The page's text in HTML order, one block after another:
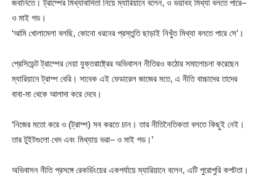
জবানিতে। ট্রাম্পের মিথ্যাবাদিতা নিয়ে ম্যারিয়ানে বলেন, ও ভয়াবহ মিথ্যা বলতে পারে–
ও মাই গড।
‘আমি খোলামেলা বলছি, কোনো ধরনের প্রস্তুতি ছাড়াই নিখুঁত মিথ্যা বলতে পারে সে’।
প্রেসিডেন্ট ট্রাম্পের নেয়া যুক্তরাষ্ট্রের অভিবাসন নীতিরও কঠোর সমালোচনা করেছেন
ম্যারিয়ানে ট্রাম্প বেরি। সাবেক এই ফেডারেল জাজের মতে, এ নীতি বাচ্চাদের তাদের
বাবা-মা থেকে আলাদা করে দেবে।
‘নিজের মতো করে ও (ট্রাম্প) সব করতে চান। তার নীতিনৈতিকতা বলতে কিছুই নেই।
তার টুইটগুলো খেদ এবং মিথ্যায় ভরা– ও মাই গড।’
অভিবাসন নীতি প্রসঙ্গে রেকর্ডিংয়ের একপর্যায়ে ম্যারিয়ানে বলেন, এটি পুরোপুরি কপটতা।